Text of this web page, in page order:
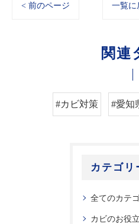
< 前のページ 一覧に
関連
#カビ対策 #愛知
カテゴリ
全てのカテ
カビのお役